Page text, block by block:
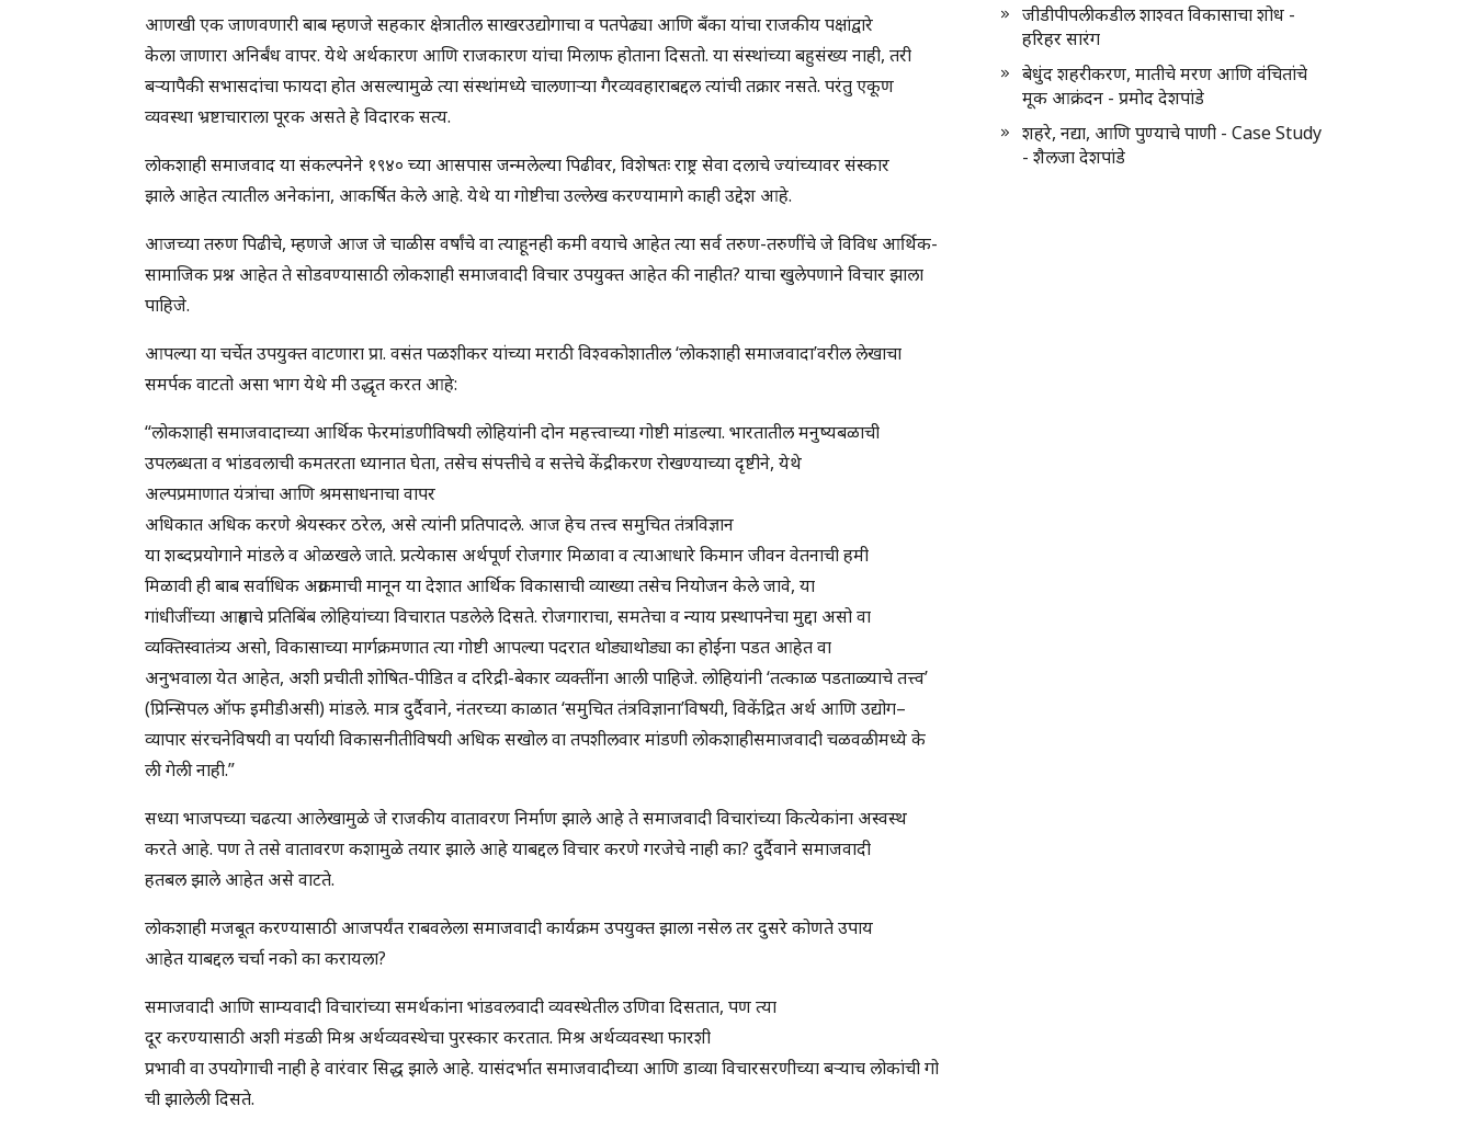
आणखी एक जाणवणारी बाब म्हणजे सहकार क्षेत्रातील साखरउद्योगाचा व पतपेढ्या आणि बँका यांचा राजकीय पक्षांद्वारे
केला जाणारा अनिर्बंध वापर. येथे अर्थकारण आणि राजकारण यांचा मिलाफ होताना दिसतो. या संस्थांच्या बहुसंख्य नाही, तरी
बऱ्यापैकी सभासदांचा फायदा होत असल्यामुळे त्या संस्थांमध्ये चालणाऱ्या गैरव्यवहाराबद्दल त्यांची तक्रार नसते. परंतु एकूण
व्यवस्था भ्रष्टाचाराला पूरक असते हे विदारक सत्य.
लोकशाही समाजवाद या संकल्पनेने १९४० च्या आसपास जन्मलेल्या पिढीवर, विशेषतः राष्ट्र सेवा दलाचे ज्यांच्यावर संस्कार
झाले आहेत त्यातील अनेकांना, आकर्षित केले आहे. येथे या गोष्टीचा उल्लेख करण्यामागे काही उद्देश आहे.
आजच्या तरुण पिढीचे, म्हणजे आज जे चाळीस वर्षांचे वा त्याहूनही कमी वयाचे आहेत त्या सर्व तरुण-तरुणींचे जे विविध आर्थिक-
सामाजिक प्रश्न आहेत ते सोडवण्यासाठी लोकशाही समाजवादी विचार उपयुक्त आहेत की नाहीत? याचा खुलेपणाने विचार झाला
पाहिजे.
आपल्या या चर्चेत उपयुक्त वाटणारा प्रा. वसंत पळशीकर यांच्या मराठी विश्वकोशातील ‘लोकशाही समाजवादा’वरील लेखाचा
समर्पक वाटतो असा भाग येथे मी उद्धृत करत आहे:
“लोकशाही समाजवादाच्या आर्थिक फेरमांडणीविषयी लोहियांनी दोन महत्त्वाच्या गोष्टी मांडल्या. भारतातील मनुष्यबळाची
उपलब्धता व भांडवलाची कमतरता ध्यानात घेता, तसेच संपत्तीचे व सत्तेचे केंद्रीकरण रोखण्याच्या दृष्टीने, येथे
अल्पप्रमाणात यंत्रांचा आणि श्रमसाधनाचा वापर
अधिकात अधिक करणे श्रेयस्कर ठरेल, असे त्यांनी प्रतिपादले. आज हेच तत्त्व समुचित तंत्रविज्ञान
या शब्दप्रयोगाने मांडले व ओळखले जाते. प्रत्येकास अर्थपूर्ण रोजगार मिळावा व त्याआधारे किमान जीवन वेतनाची हमी
मिळावी ही बाब सर्वाधिक अग्रक्रमाची मानून या देशात आर्थिक विकासाची व्याख्या तसेच नियोजन केले जावे, या
गांधीजींच्या आग्रहाचे प्रतिबिंब लोहियांच्या विचारात पडलेले दिसते. रोजगाराचा, समतेचा व न्याय प्रस्थापनेचा मुद्दा असो वा
व्यक्तिस्वातंत्र्य असो, विकासाच्या मार्गक्रमणात त्या गोष्टी आपल्या पदरात थोड्याथोड्या का होईना पडत आहेत वा
अनुभवाला येत आहेत, अशी प्रचीती शोषित-पीडित व दरिद्री-बेकार व्यक्तींना आली पाहिजे. लोहियांनी ‘तत्काळ पडताळ्याचे तत्त्व’
(प्रिन्सिपल ऑफ इमीडीअसी) मांडले. मात्र दुर्दैवाने, नंतरच्या काळात ‘समुचित तंत्रविज्ञाना’विषयी, विकेंद्रित अर्थ आणि उद्योग–
व्यापार संरचनेविषयी वा पर्यायी विकासनीतीविषयी अधिक सखोल वा तपशीलवार मांडणी लोकशाहीसमाजवादी चळवळीमध्ये के
ली गेली नाही.”
सध्या भाजपच्या चढत्या आलेखामुळे जे राजकीय वातावरण निर्माण झाले आहे ते समाजवादी विचारांच्या कित्येकांना अस्वस्थ
करते आहे. पण ते तसे वातावरण कशामुळे तयार झाले आहे याबद्दल विचार करणे गरजेचे नाही का? दुर्दैवाने समाजवादी
हतबल झाले आहेत असे वाटते.
लोकशाही मजबूत करण्यासाठी आजपर्यंत राबवलेला समाजवादी कार्यक्रम उपयुक्त झाला नसेल तर दुसरे कोणते उपाय
आहेत याबद्दल चर्चा नको का करायला?
समाजवादी आणि साम्यवादी विचारांच्या समर्थकांना भांडवलवादी व्यवस्थेतील उणिवा दिसतात, पण त्या
दूर करण्यासाठी अशी मंडळी मिश्र अर्थव्यवस्थेचा पुरस्कार करतात. मिश्र अर्थव्यवस्था फारशी
प्रभावी वा उपयोगाची नाही हे वारंवार सिद्ध झाले आहे. यासंदर्भात समाजवादीच्या आणि डाव्या विचारसरणीच्या बऱ्याच लोकांची गो
ची झालेली दिसते.
जीडीपीपलीकडील शाश्वत विकासाचा शोध -
हरिहर सारंग
बेधुंद शहरीकरण, मातीचे मरण आणि वंचितांचे
मूक आक्रंदन - प्रमोद देशपांडे
शहरे, नद्या, आणि पुण्याचे पाणी - Case Study
- शैलजा देशपांडे